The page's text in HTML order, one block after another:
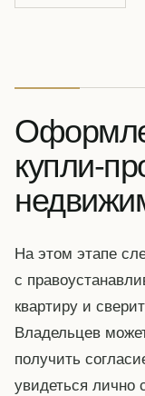
купли-
На этом этапе
с
квартиру и
Владельцев
получить
увидеться лично